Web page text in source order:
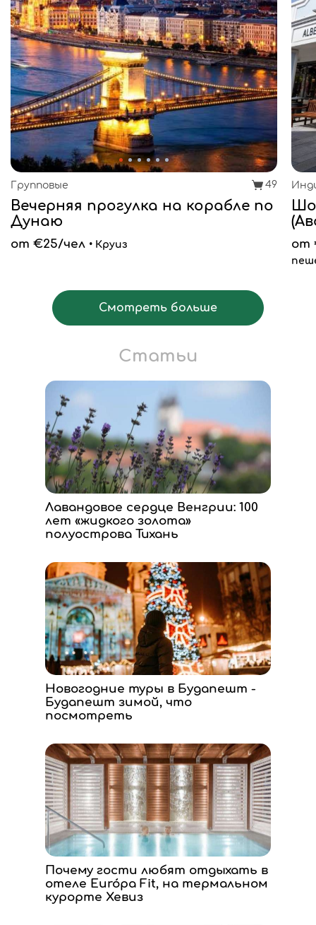
Групповые 49
Вечерняя прогулка на корабле по
Дунаю
от €25/чел • Круиз от
Смотреть больше
Статьи
Лавандовое сердце Венгрии: 100
лет «жидкого золота»
полуострова Тихань
Новогодние туры в Будапешт -
Будапешт зимой, что
посмотреть
Почему гости любят отдыхать в
отеле Európa Fit, на термальном
курорте Хевиз